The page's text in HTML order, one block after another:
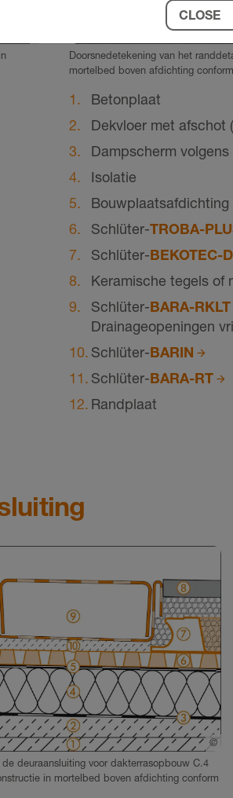
Doorsnedetekening van het
mortelbed boven afdichting
Betonplaat
Dekvloer met afschot
Dampscherm volgens
Isolatie
Bouwplaatsafdichting
Schlüter-TROBA-
Schlüter-BEKOTEC-
Keramische tegels of
Schlüter-BARA-RKLT
Drainageopeningen
Schlüter-BARIN
Schlüter-BARA-RT
Randplaat
©
de deuraansluiting voor dakterrasopbouw C.4
in mortelbed boven afdichting conform
CLOSE